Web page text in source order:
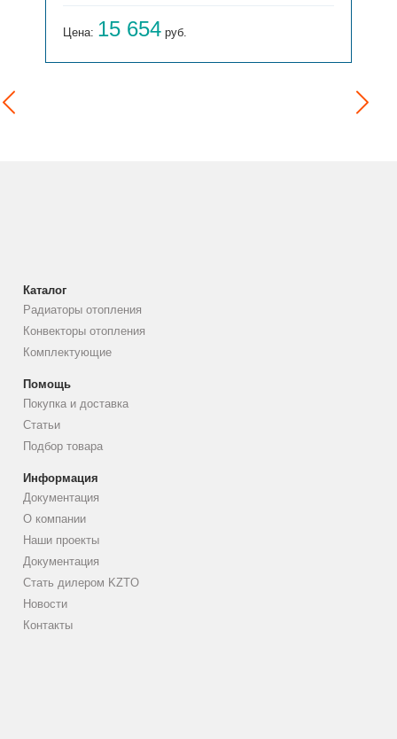
Цена: 15 654 руб.
Каталог
Радиаторы отопления
Конвекторы отопления
Комплектующие
Помощь
Покупка и доставка
Статьи
Подбор товара
Информация
Документация
О компании
Наши проекты
Документация
Стать дилером KZTO
Новости
Контакты